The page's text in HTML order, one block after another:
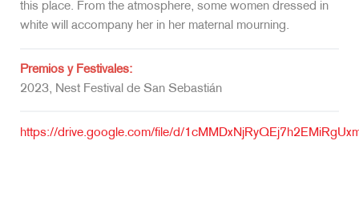
this place. From the atmosphere, some women dressed in
white will accompany her in her maternal mourning.
Premios y Festivales:
2023, Nest Festival de San Sebastián
https://drive.google.com/file/d/